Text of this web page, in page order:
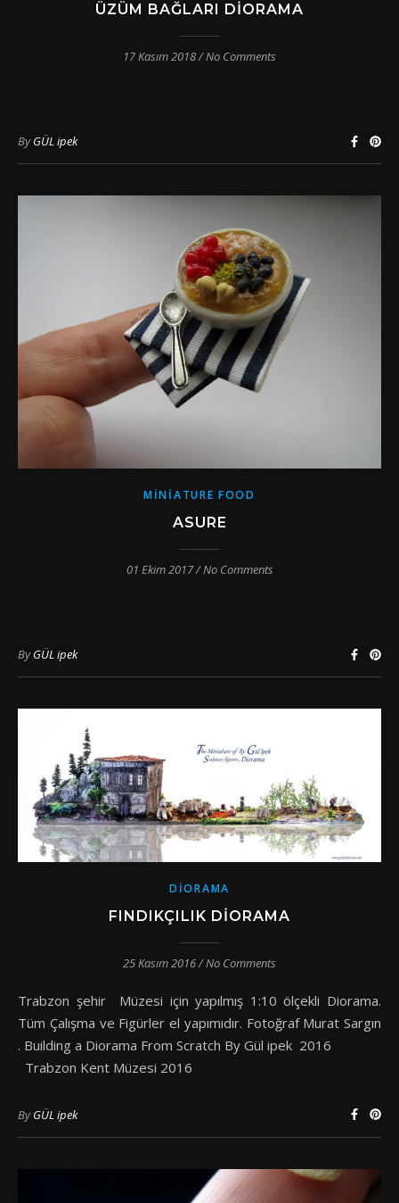
ÜZÜM BAĞLARI DIORAMA
17 Kasım 2018/No Comments
ByGÜL ipek
MINIATURE FOOD
ASURE
01 Ekim 2017/No Comments
ByGÜL ipek
DIORAMA
FINDIKÇILIK DIORAMA
25 Kasım 2016/No Comments
Trabzon şehir Müzesi için yapılmış 1:10 ölçekli Diorama.
Tüm Çalışma ve Figürler el yapımıdır. Fotoğraf Murat Sargın
. Building a Diorama From Scratch By Gül ipek 2016
Trabzon Kent Müzesi 2016
ByGÜL ipek